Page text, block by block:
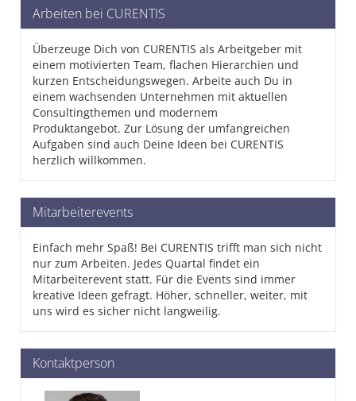
Arbeiten bei CURENTIS
Überzeuge Dich von CURENTIS als Arbeitgeber mit
einem motivierten Team, flachen Hierarchien und
kurzen Entscheidungswegen. Arbeite auch Du in
einem wachsenden Unternehmen mit aktuellen
Consultingthemen und modernem
Produktangebot. Zur Lösung der umfangreichen
Aufgaben sind auch Deine Ideen bei CURENTIS
herzlich willkommen.
Mitarbeiterevents
Einfach mehr Spaß! Bei CURENTIS trifft man sich nicht
nur zum Arbeiten. Jedes Quartal findet ein
Mitarbeiterevent statt. Für die Events sind immer
kreative Ideen gefragt. Höher, schneller, weiter, mit
uns wird es sicher nicht langweilig.
Kontaktperson